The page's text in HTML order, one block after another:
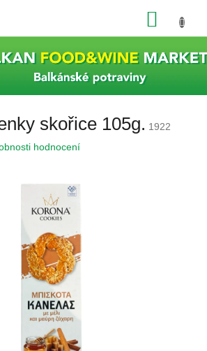
KOŠÍK
skořice 105g. 1922
hodnocení